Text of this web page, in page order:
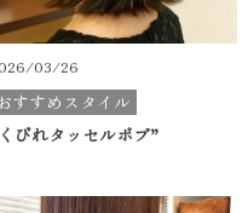
03/26
すすめスタイル
びれタッセルボブ”